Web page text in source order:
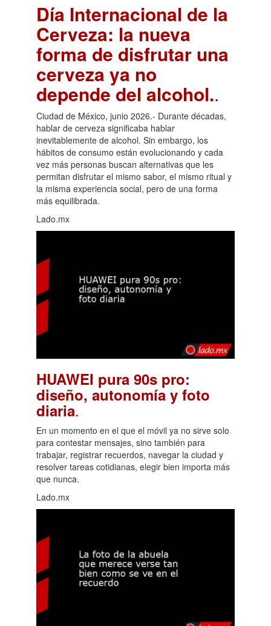
Día Internacional de la
Cerveza: la nueva
forma de disfrutar una
cerveza ya no
depende del alcohol..
Ciudad de México, junio 2026.- Durante décadas,
hablar de cerveza significaba hablar
inevitablemente de alcohol. Sin embargo, los
hábitos de consumo están evolucionando y cada
vez más personas buscan alternativas que les
permitan disfrutar el mismo sabor, el mismo ritual y
la misma experiencia social, pero de una forma
más equilibrada.
Lado.mx
HUAWEI pura 90s pro:
diseño, autonomía y foto
diaria.
En un momento en el que el móvil ya no sirve solo
para contestar mensajes, sino también para
trabajar, registrar recuerdos, navegar la ciudad y
resolver tareas cotidianas, elegir bien importa más
que nunca.
Lado.mx